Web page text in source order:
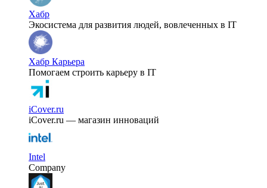
Хабр
Экосистема для развития людей, вовлеченных в IT
Хабр Карьера
Помогаем строить карьеру в IT
iCover.ru
iCover.ru — магазин инноваций
Intel
Company